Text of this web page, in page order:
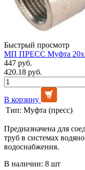
Быстрый просмотр
МП ПРЕСС Муфта
447 руб.
420.18 руб.
В корзину
Тип: Муфта (пресс)
Предназначена для
труб в системах
водоснабжения.
В наличии: 8 шт